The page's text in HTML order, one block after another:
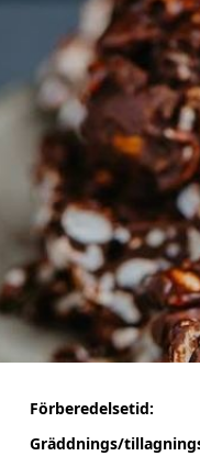
Förberedelsetid:
Gräddnings/